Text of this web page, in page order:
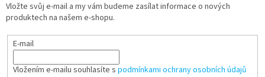
Vložte svůj e-mail a my vám budeme zasílat informace o nových
produktech na našem e-shopu.
E-mail
Vložením e-mailu souhlasíte s podmínkami ochrany osobních údajů